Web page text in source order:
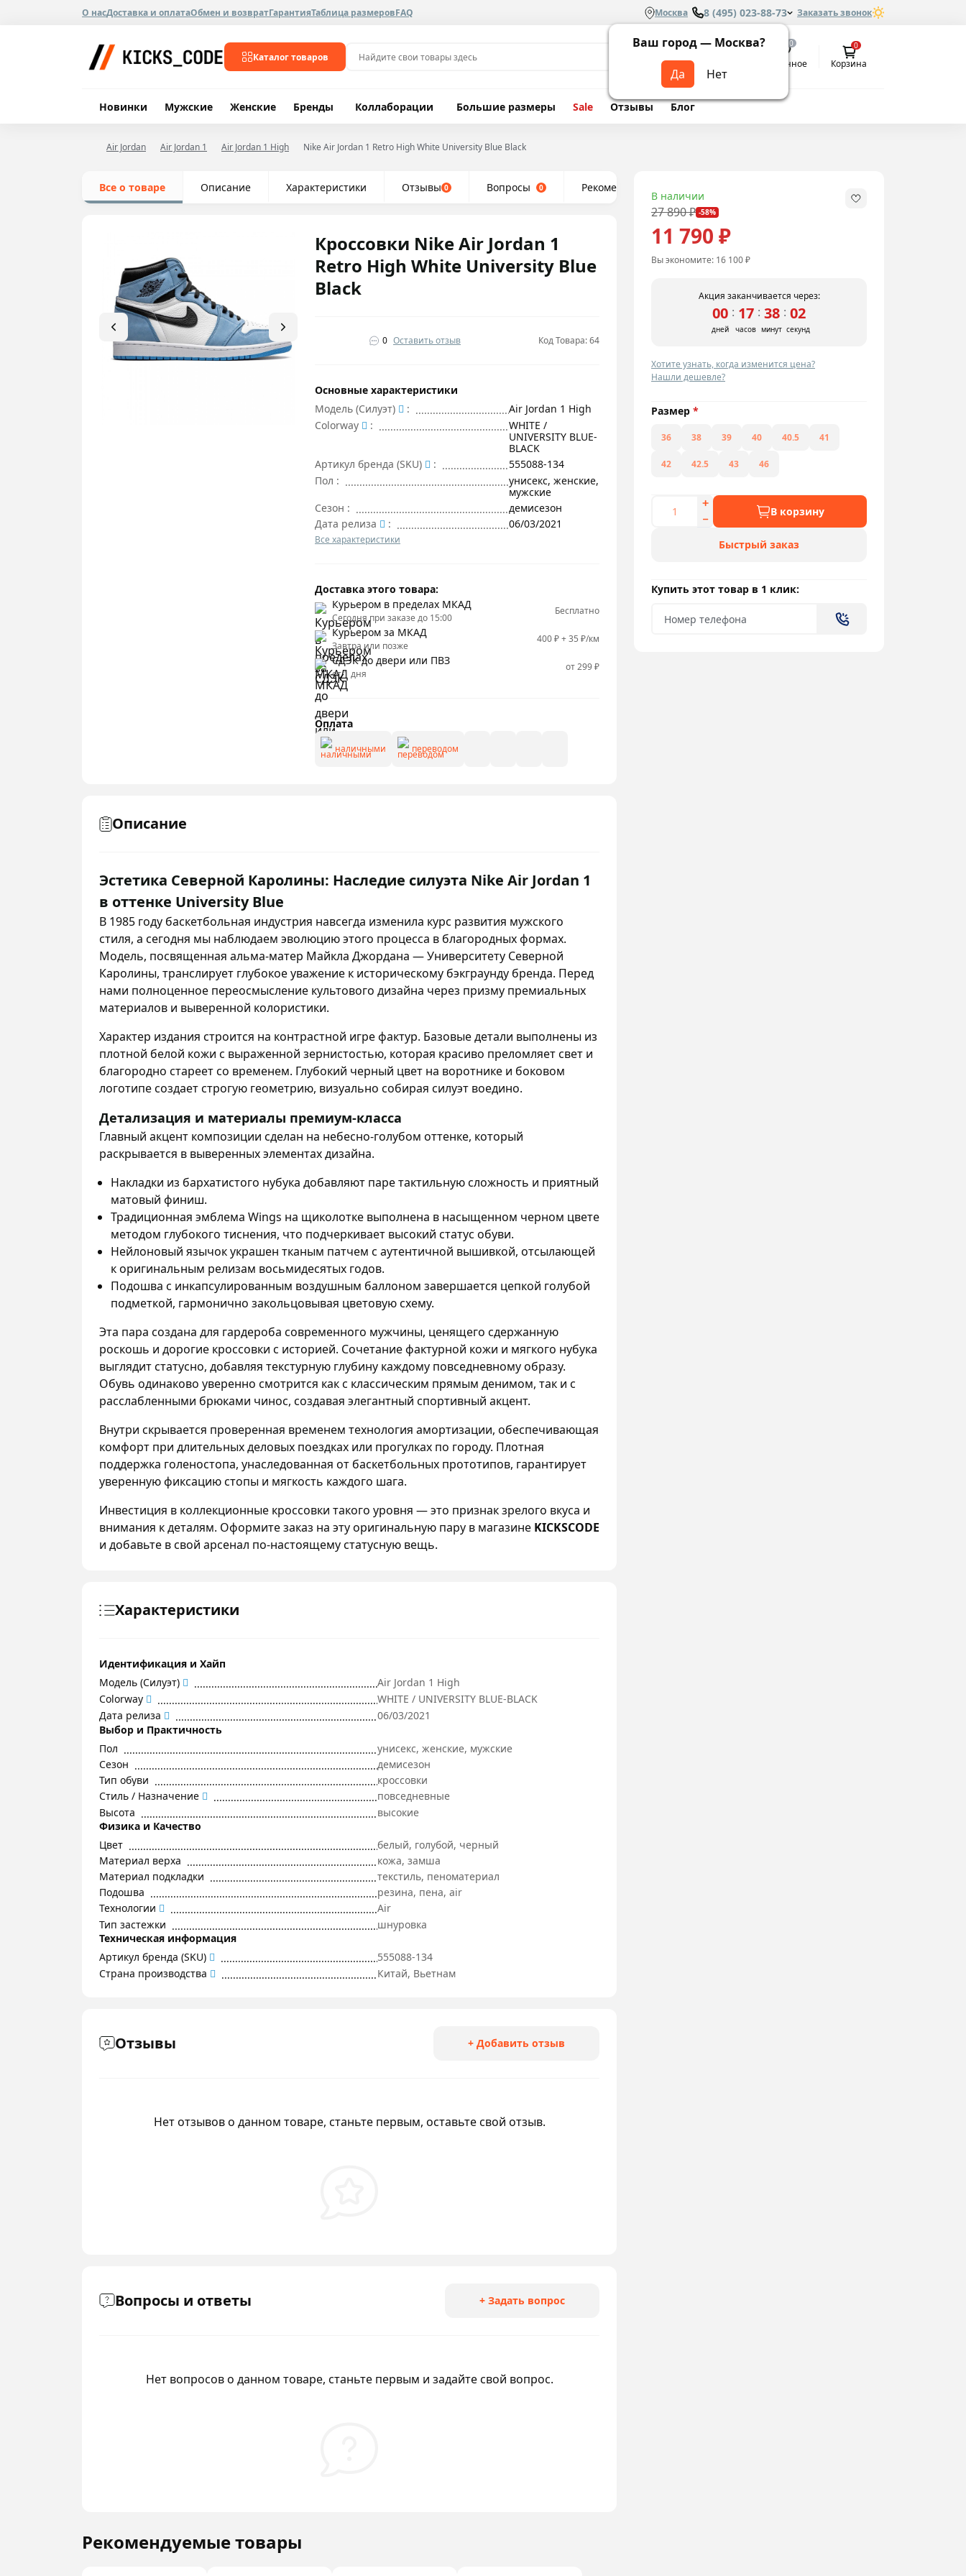
О насДоставка и оплатаОбмен и возвратГарантияТаблица размеровFAQ Москва
Ваш город — Москва?
8 (495) 023-88-73 Заказать звонок
Каталог товаров
0
Избранное
0
Корзина
Новинки Мужские Женские Бренды Коллаборации Большие размеры Sale Отзывы Блог
Air Jordan Air Jordan 1 Air Jordan 1 High Nike Air Jordan 1 Retro High White University Blue Black
Все о товаре Описание Характеристики Отзывы 0 Вопросы 0 Рекомендуем
Кроссовки Nike Air Jordan 1
Retro High White University Blue
Black
0 Оставить отзыв Код Товара: 64
В наличии
27 890 ₽ -58%
11 790 ₽
Вы экономите: 16 100 ₽
Акция заканчивается через:
00
дней
: 17
часов
: 38
минут
: 01
секунд
Хотите узнать, когда изменится цена?
Нашли дешевле?
Размер *
36 38 39 40 40.5 41
42 42.5 43 46
В корзину
Быстрый заказ
Купить этот товар в 1 клик:
Основные характеристики
Модель (Силуэт)
:
Air Jordan 1 High
Colorway
:
WHITE /
UNIVERSITY BLUE-
BLACK
Артикул бренда (SKU)
:
555088-134
Пол :
унисекс, женские,
мужские
Сезон :
демисезон
Дата релиза
: 06/03/2021
Все характеристики
Доставка этого товара:
Курьером в пределах МКАД
Сегодня при заказе до 15:00
Бесплатно
Курьером за МКАД
Завтра или позже
400 ₽ + 35 ₽/км
СДЭК до двери или ПВЗ
от 1 дня
от 299 ₽
Оплата
наличными переводом
Описание
Эстетика Северной Каролины: Наследие силуэта Nike Air Jordan 1
в оттенке University Blue
В 1985 году баскетбольная индустрия навсегда изменила курс развития мужского
стиля, а сегодня мы наблюдаем эволюцию этого процесса в благородных формах.
Модель, посвященная альма-матер Майкла Джордана — Университету Северной
Каролины, транслирует глубокое уважение к историческому бэкграунду бренда. Перед
нами полноценное переосмысление культового дизайна через призму премиальных
материалов и выверенной колористики.
Характер издания строится на контрастной игре фактур. Базовые детали выполнены из
плотной белой кожи с выраженной зернистостью, которая красиво преломляет свет и
благородно стареет со временем. Глубокий черный цвет на воротнике и боковом
логотипе создает строгую геометрию, визуально собирая силуэт воедино.
Детализация и материалы премиум-класса
Главный акцент композиции сделан на небесно-голубом оттенке, который
раскрывается в выверенных элементах дизайна.
Накладки из бархатистого нубука добавляют паре тактильную сложность и приятный
матовый финиш.
Традиционная эмблема Wings на щиколотке выполнена в насыщенном черном цвете
методом глубокого тиснения, что подчеркивает высокий статус обуви.
Нейлоновый язычок украшен тканым патчем с аутентичной вышивкой, отсылающей
к оригинальным релизам восьмидесятых годов.
Подошва с инкапсулированным воздушным баллоном завершается цепкой голубой
подметкой, гармонично закольцовывая цветовую схему.
Эта пара создана для гардероба современного мужчины, ценящего сдержанную
роскошь и дорогие кроссовки с историей. Сочетание фактурной кожи и мягкого нубука
выглядит статусно, добавляя текстурную глубину каждому повседневному образу.
Обувь одинаково уверенно смотрится как с классическим прямым денимом, так и с
расслабленными брюками чинос, создавая элегантный спортивный акцент.
Внутри скрывается проверенная временем технология амортизации, обеспечивающая
комфорт при длительных деловых поездках или прогулках по городу. Плотная
поддержка голеностопа, унаследованная от баскетбольных прототипов, гарантирует
уверенную фиксацию стопы и мягкость каждого шага.
Инвестиция в коллекционные кроссовки такого уровня — это признак зрелого вкуса и
внимания к деталям. Оформите заказ на эту оригинальную пару в магазине KICKSCODE
и добавьте в свой арсенал по-настоящему статусную вещь.
Характеристики
Идентификация и Хайп
Модель (Силуэт)
Air Jordan 1 High
Colorway
WHITE / UNIVERSITY BLUE-BLACK
Дата релиза
06/03/2021
Выбор и Практичность
Пол
унисекс, женские, мужские
Сезон
демисезон
Тип обуви
кроссовки
Стиль / Назначение
повседневные
Высота
высокие
Физика и Качество
Цвет
белый, голубой, черный
Материал верха
кожа, замша
Материал подкладки
текстиль, пеноматериал
Подошва
резина, пена, air
Технологии
Air
Тип застежки
шнуровка
Техническая информация
Артикул бренда (SKU)
555088-134
Страна производства
Китай, Вьетнам
Отзывы + Добавить отзыв
Нет отзывов о данном товаре, станьте первым, оставьте свой отзыв.
Вопросы и ответы + Задать вопрос
Нет вопросов о данном товаре, станьте первым и задайте свой вопрос.
Рекомендуемые товары